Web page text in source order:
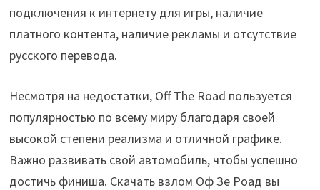
подключения к интернету для игры, наличие
платного контента, наличие рекламы и отсутствие
русского перевода.
Несмотря на недостатки, Off The Road пользуется
популярностью по всему миру благодаря своей
высокой степени реализма и отличной графике.
Важно развивать свой автомобиль, чтобы успешно
достичь финиша. Скачать взлом Оф Зе Роад вы